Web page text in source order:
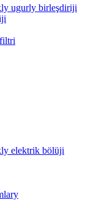
ugurly birleşdiriji
elektrik bölüji